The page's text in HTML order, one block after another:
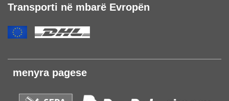
Transporti në mbarë Evropën
menyra pagese